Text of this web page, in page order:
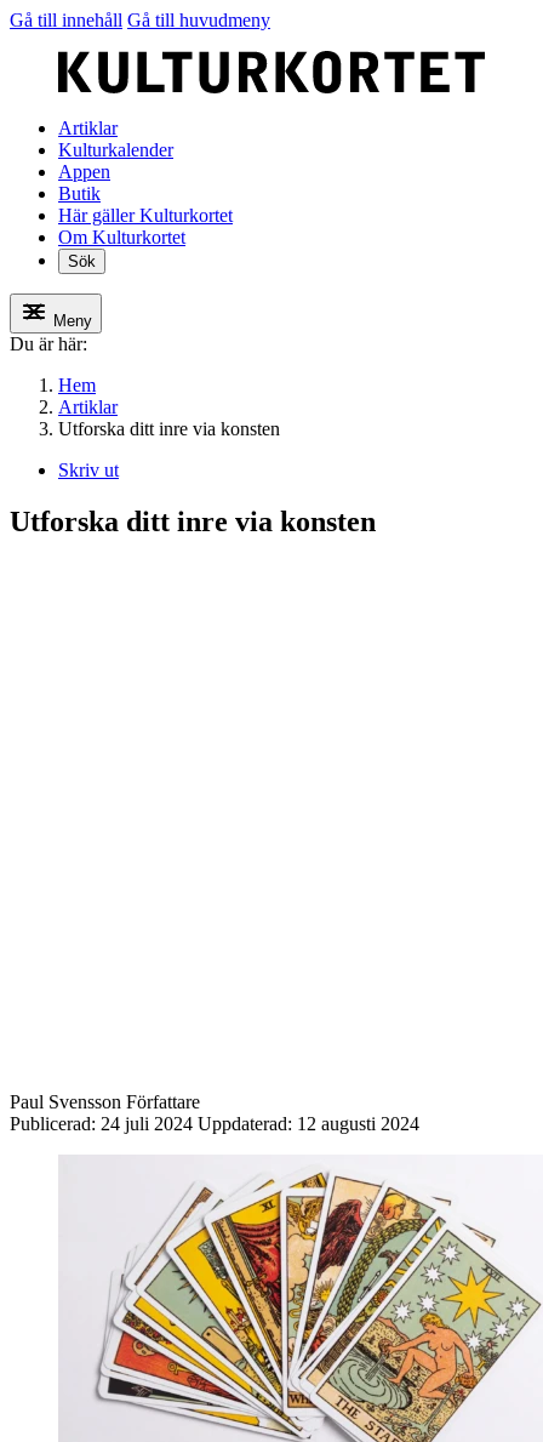
Gå till innehåll Gå till huvudmeny
Artiklar
Kulturkalender
Appen
Butik
Här gäller Kulturkortet
Om Kulturkortet
Sök
Meny
Du är här:
Hem
Artiklar
Utforska ditt inre via konsten
Skriv ut
Utforska ditt inre via konsten
Paul Svensson Författare
Publicerad: 24 juli 2024 Uppdaterad: 12 augusti 2024